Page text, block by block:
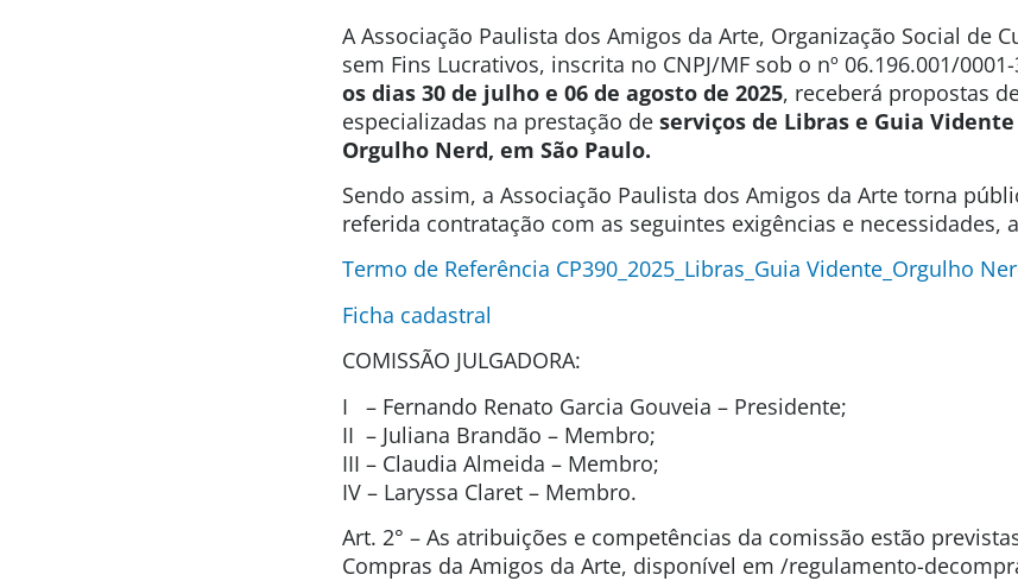
A Associação Paulista dos Amigos da Arte, Organização Social de
sem Fins Lucrativos, inscrita no CNPJ/MF sob o nº 06.196.001/
os dias 30 de julho e 06 de agosto de 2025, receberá propostas
especializadas na prestação de serviços de Libras e Guia
Orgulho Nerd, em São Paulo.
Sendo assim, a Associação Paulista dos Amigos da Arte torna
referida contratação com as seguintes exigências e necessidades,
Termo de Referência CP390_2025_Libras_Guia Vidente_Orgulho
Ficha cadastral
COMISSÃO JULGADORA:
I – Fernando Renato Garcia Gouveia – Presidente;
II – Juliana Brandão – Membro;
III – Claudia Almeida – Membro;
IV – Laryssa Claret – Membro.
Art. 2° – As atribuições e competências da comissão estão
Compras da Amigos da Arte, disponível em /regulamento-